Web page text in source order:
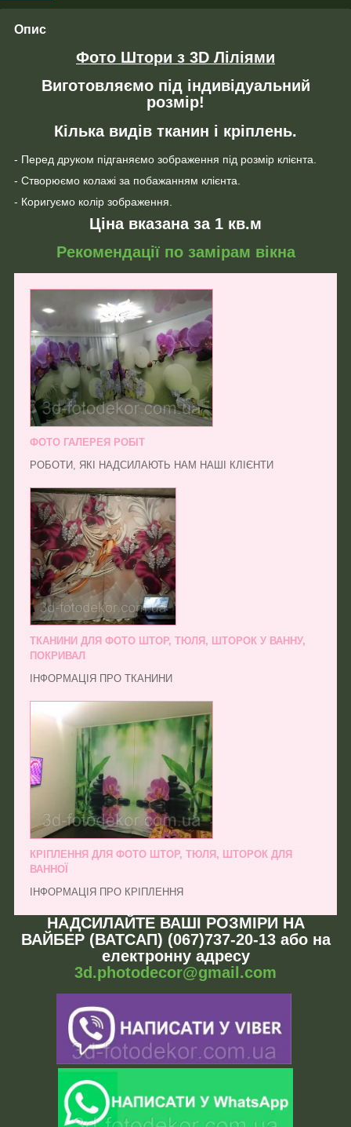
Опис
Фото Штори з 3D Ліліями
Виготовляємо під індивідуальний
розмір!
Кілька видів тканин і кріплень.
- Перед друком підганяємо зображення під розмір клієнта.
- Створюємо колажі за побажанням клієнта.
- Коригуємо колір зображення.
Ціна вказана за 1 кв.м
Рекомендації по замірам вікна
ФОТО ГАЛЕРЕЯ РОБІТ
РОБОТИ, ЯКІ НАДСИЛАЮТЬ НАМ НАШІ КЛІЄНТИ
ТКАНИНИ ДЛЯ ФОТО ШТОР, ТЮЛЯ, ШТОРОК У ВАННУ,
ПОКРИВАЛ
ІНФОРМАЦІЯ ПРО ТКАНИНИ
КРІПЛЕННЯ ДЛЯ ФОТО ШТОР, ТЮЛЯ, ШТОРОК ДЛЯ
ВАННОЇ
ІНФОРМАЦІЯ ПРО КРІПЛЕННЯ
НАДСИЛАЙТЕ ВАШІ РОЗМІРИ НА
ВАЙБЕР (ВАТСАП) (067)737-20-13 або на
електронну адресу
3d.photodecor@gmail.com